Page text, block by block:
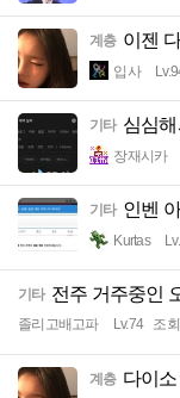
계층 이젠
입사
기타 심심
장재시카
기타 인벤
Kurtas
기타 전주 거주중인
졸리고배고파 Lv.74 조
계층 다이